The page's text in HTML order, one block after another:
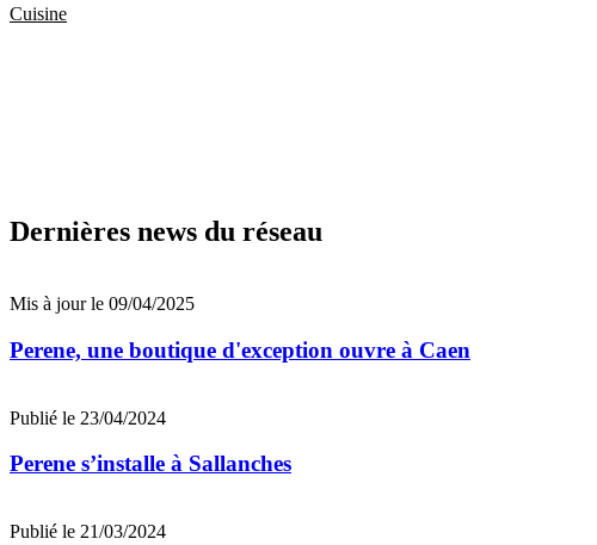
Cuisine
Dernières news du réseau
Mis à jour le 09/04/2025
Perene, une boutique d'exception ouvre à Caen
Publié le 23/04/2024
Perene s’installe à Sallanches
Publié le 21/03/2024